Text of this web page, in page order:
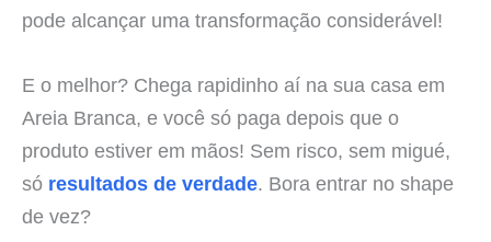
pode alcançar uma transformação considerável!
E o melhor? Chega rapidinho aí na sua casa em
Areia Branca, e você só paga depois que o
produto estiver em mãos! Sem risco, sem migué,
só resultados de verdade. Bora entrar no shape
de vez?